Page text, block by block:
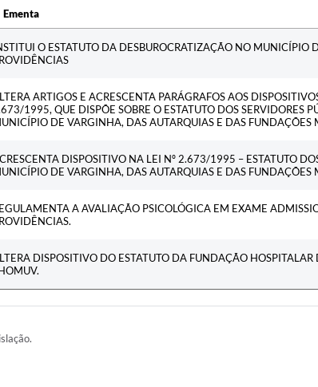
Ementa
O ESTATUTO DA DESBUROCRATIZAÇÃO NO MUNICÍPIO
ARTIGOS E ACRESCENTA PARÁGRAFOS AOS
1995, QUE DISPÕE SOBRE O ESTATUTO DOS SERVIDORES
DE VARGINHA, DAS AUTARQUIAS E DAS FUNDAÇÕES
DISPOSITIVO NA LEI Nº 2.673/1995 – ESTATUTO
DE VARGINHA, DAS AUTARQUIAS E DAS FUNDAÇÕES
A AVALIAÇÃO PSICOLÓGICA EM EXAME
DISPOSITIVO DO ESTATUTO DA FUNDAÇÃO